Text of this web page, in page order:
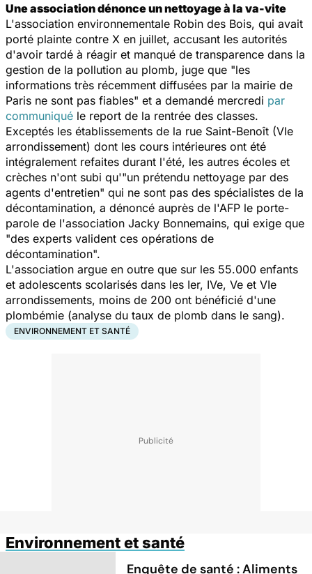
Une association dénonce un nettoyage à la va-vite
L'association environnementale Robin des Bois, qui avait
porté plainte contre X en juillet, accusant les autorités
d'avoir tardé à réagir et manqué de transparence dans la
gestion de la pollution au plomb, juge que "les
informations très récemment diffusées par la mairie de
Paris ne sont pas fiables" et a demandé mercredi par
communiqué le report de la rentrée des classes.
Exceptés les établissements de la rue Saint-Benoît (VIe
arrondissement) dont les cours intérieures ont été
intégralement refaites durant l'été, les autres écoles et
crèches n'ont subi qu'"un prétendu nettoyage par des
agents d'entretien" qui ne sont pas des spécialistes de la
décontamination, a dénoncé auprès de l'AFP le porte-
parole de l'association Jacky Bonnemains, qui exige que
"des experts valident ces opérations de
décontamination".
L'association argue en outre que sur les 55.000 enfants
et adolescents scolarisés dans les Ier, IVe, Ve et VIe
arrondissements, moins de 200 ont bénéficié d'une
plombémie (analyse du taux de plomb dans le sang).
ENVIRONNEMENT ET SANTÉ
Environnement et santé
Enquête de santé : Aliments